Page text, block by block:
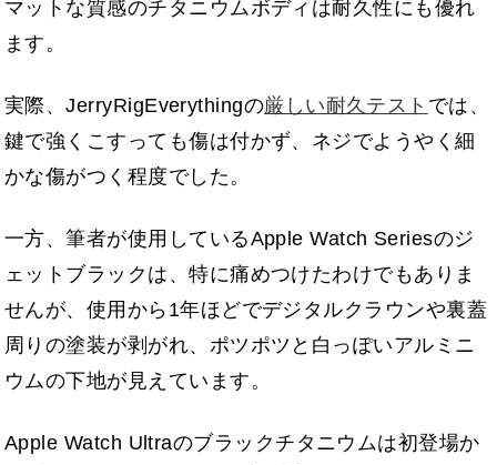
マットな質感のチタニウムボディは耐久性にも優れ
ます。
実際、JerryRigEverythingの厳しい耐久テスト では、
鍵で強くこすっても傷は付かず、ネジでようやく細
かな傷がつく程度でした。
一方、筆者が使用しているApple Watch Seriesのジ
ェットブラックは、特に痛めつけたわけでもありま
せんが、使用から1年ほどでデジタルクラウンや裏蓋
周りの塗装が剥がれ、ポツポツと白っぽいアルミニ
ウムの下地が見えています。
Apple Watch Ultraのブラックチタニウムは初登場か